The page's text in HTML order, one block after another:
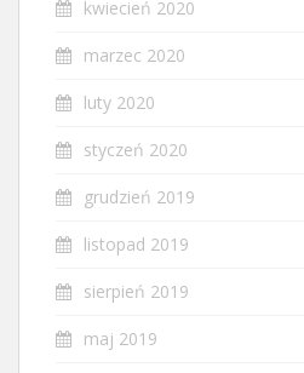
kwiecień 2020
marzec 2020
luty 2020
styczeń 2020
grudzień 2019
listopad 2019
sierpień 2019
maj 2019